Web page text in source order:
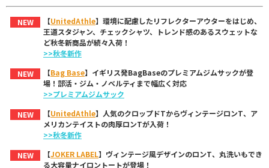
NEW 【UnitedAthle】環境に配慮したリフレクターアウターをはじめ、
王道スタジャン、チェックシャツ、トレンド感のあるスウェットな
ど秋冬新商品が続々入荷！
>>秋冬新作
NEW
【Bag Base】イギリス発BagBaseのプレミアムジムサックが登
場！部活・ジム・ノベルティまで幅広く対応
>>プレミアムジムサック
NEW
【UnitedAthle】人気のクロップドTからヴィンテージロンT、ア
メリカンテイストの肉厚ロンTが入荷！
>>秋冬新作
NEW
【JOKER LABEL】ヴィンテージ風デザインのロンT、丸洗いもでき
る大容量ナイロントートが登場！